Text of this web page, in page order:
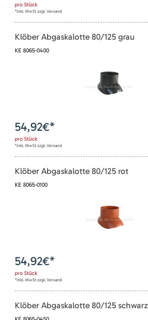
pro Stück
*inkl. MwSt zzgl. Versand
Klöber Abgaskalotte 80/125 grau
KE 8065-0400
54,92€*
pro Stück
*inkl. MwSt zzgl. Versand
Klöber Abgaskalotte 80/125 rot
KE 8065-0100
54,92€*
pro Stück
*inkl. MwSt zzgl. Versand
Klöber Abgaskalotte 80/125 schwarz